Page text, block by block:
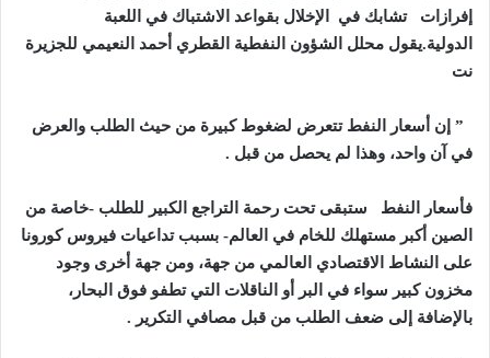
إفرازات تشابك في الإخلال بقواعد الاشتباك في اللعبة
الدولية.يقول محلل الشؤون النفطية القطري أحمد النعيمي للجزيرة
نت
” إن أسعار النفط تتعرض لضغوط كبيرة من حيث الطلب والعرض
في آن واحد، وهذا لم يحصل من قبل .
فأسعار النفط ستبقى تحت رحمة التراجع الكبير للطلب -خاصة من
الصين أكبر مستهلك للخام في العالم- بسبب تداعيات فيروس كورونا
على النشاط الاقتصادي العالمي من جهة، ومن جهة أخرى وجود
مخزون كبير سواء في البر أو الناقلات التي تطفو فوق البحار،
بالإضافة إلى ضعف الطلب من قبل مصافي التكرير .